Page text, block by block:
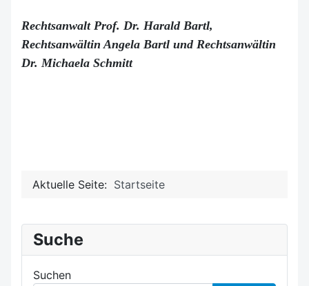
Rechtsanwalt Prof. Dr. Harald Bartl,
Rechtsanwältin Angela Bartl und Rechtsanwältin
Dr. Michaela Schmitt
Aktuelle Seite: Startseite
Suche
Suchen